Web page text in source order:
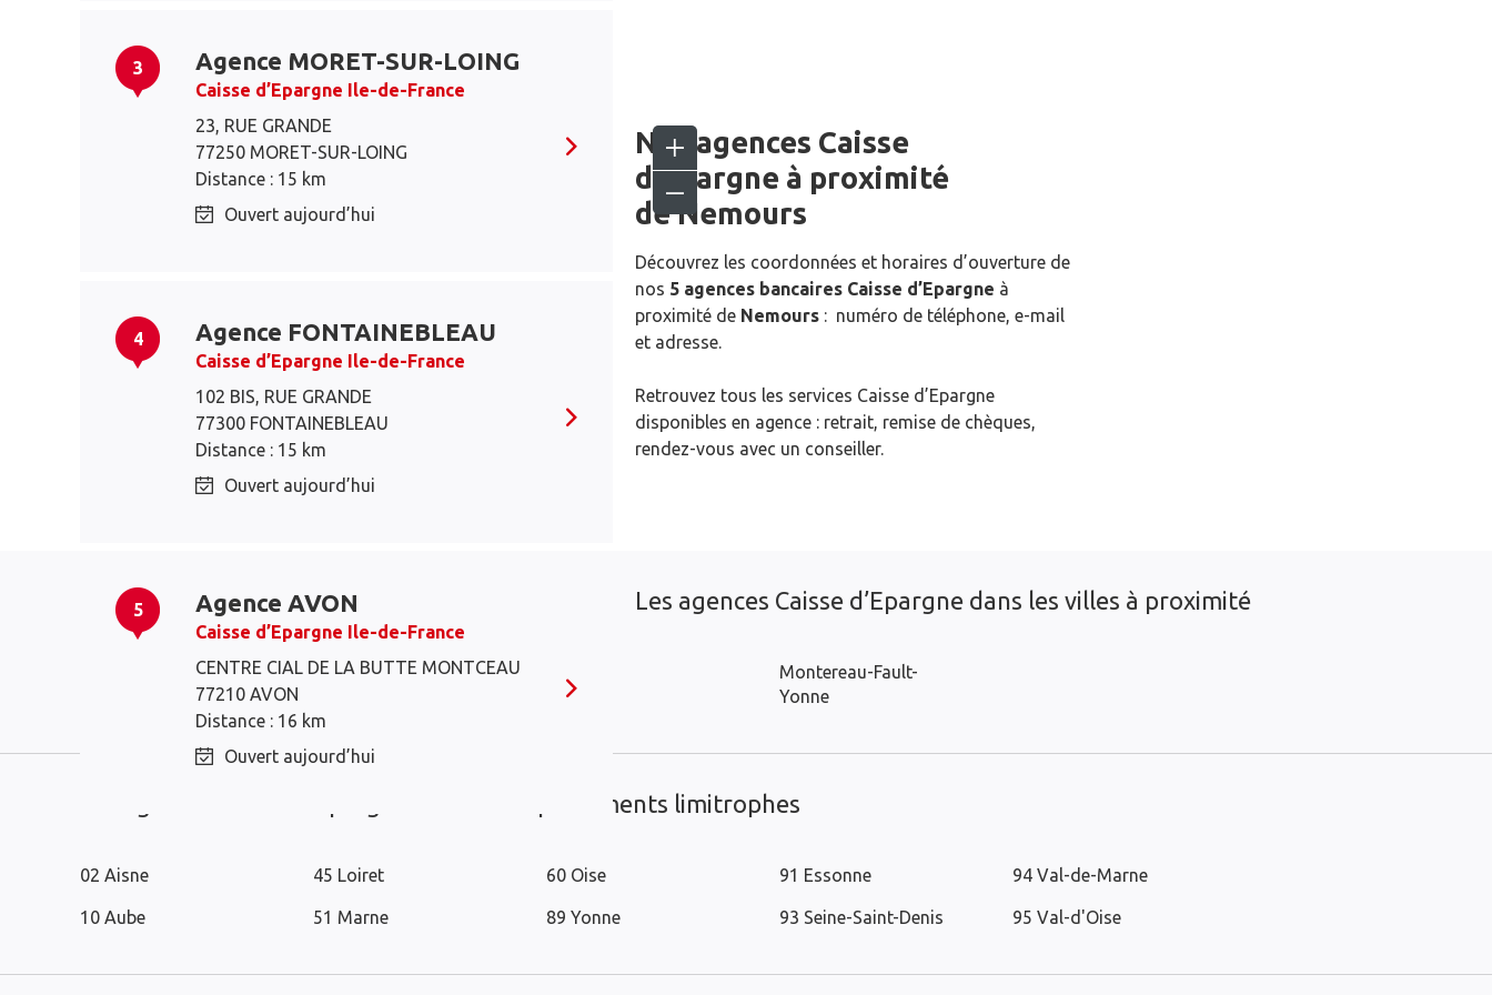
3 Agence MORET-SUR-LOING
Caisse d’Epargne Ile-de-France
23, RUE GRANDE
77250 MORET-SUR-LOING
Distance : 15 km
Ouvert aujourd’hui
4 Agence FONTAINEBLEAU
Caisse d’Epargne Ile-de-France
102 BIS, RUE GRANDE
77300 FONTAINEBLEAU
Distance : 15 km
Ouvert aujourd’hui
5 Agence AVON
Caisse d’Epargne Ile-de-France
CENTRE CIAL DE LA BUTTE MONTCEAU
77210 AVON
Distance : 16 km
Ouvert aujourd’hui
Nos agences Caisse
d’Epargne à proximité
deNemours
Découvrez les coordonnées et horaires d’ouverture de
nos 5 agences bancaires Caisse d’Epargne à
proximité de Nemours : numéro de téléphone, e-mail
et adresse.
Retrouvez tous les services Caisse d’Epargne
disponibles en agence : retrait, remise de chèques,
rendez-vous avec un conseiller.
Les agences Caisse d’Epargne dans les villes à proximité
Fontainebleau
Montereau-Fault-
Yonne
Les agences Caisse d’Epargne dans les départements limitrophes
02 Aisne
10 Aube
45 Loiret
51 Marne
60 Oise
89 Yonne
91 Essonne
93 Seine-Saint-Denis
94 Val-de-Marne
95 Val-d'Oise